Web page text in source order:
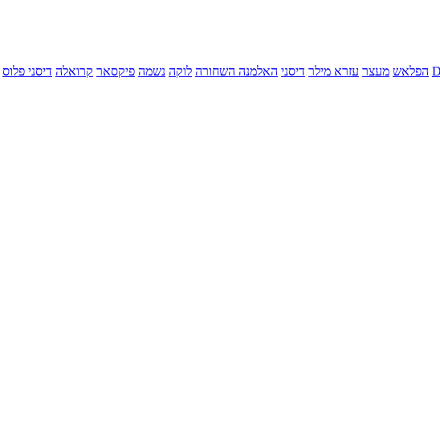
הפלאש מעצר עזרא מילר דיסני האלמנה השחורה לוקה נשמה פיקסאר קרואלה דיסני פלוס